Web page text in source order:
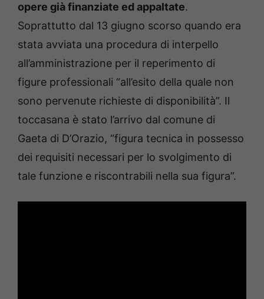
opere già finanziate ed appaltate.
Soprattutto dal 13 giugno scorso quando era
stata avviata una procedura di interpello
all’amministrazione per il reperimento di
figure professionali “all’esito della quale non
sono pervenute richieste di disponibilità”. Il
toccasana è stato l’arrivo dal comune di
Gaeta di D’Orazio, “figura tecnica in possesso
dei requisiti necessari per lo svolgimento di
tale funzione e riscontrabili nella sua figura”.